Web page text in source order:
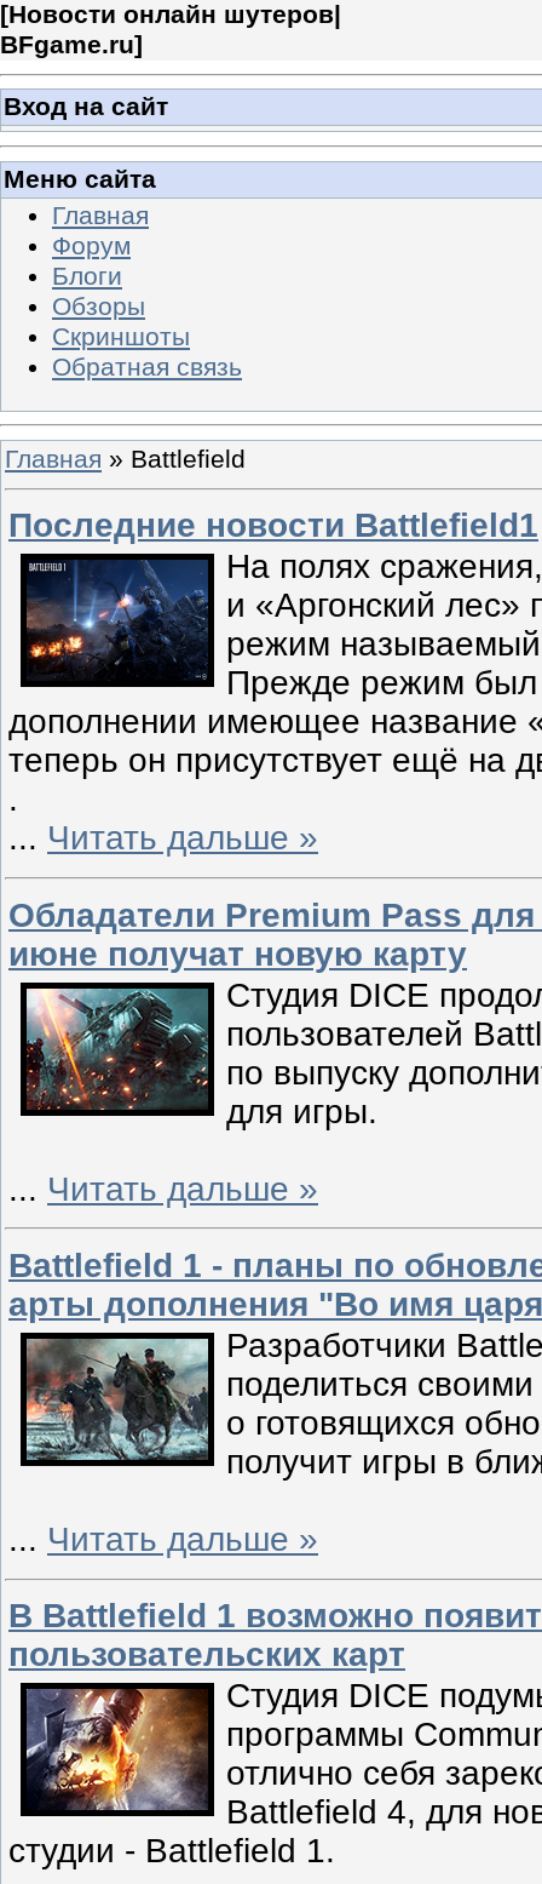
[Новости онлайн шутеров|
BFgame.ru]
Вход на сайт
Меню сайта
Главная
Форум
Блоги
Обзоры
Скриншоты
Обратная связь
Главная » Battlefield
Последние новости Battlefield1
На полях
и «Аргонский лес»
режим
Прежде режим был
дополнении имеющее название
теперь он присутствует ещё на
.
... Читать дальше »
Обладатели Premium Pass
июне получат новую карту
Студия DICE
пользователей
по выпуску
для игры.
... Читать дальше »
Battlefield 1 - планы по
арты дополнения "Во имя
Разработчики
поделиться
о готовящихся
получит игры в
... Читать дальше »
В Battlefield 1 возможно
пользовательских карт
Студия DICE
программы
отлично себя
Battlefield 4, для
студии - Battlefield 1.